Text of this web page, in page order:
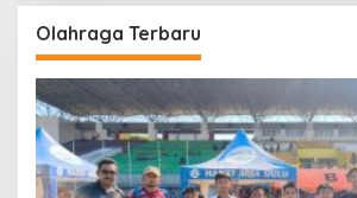
Olahraga Terbaru